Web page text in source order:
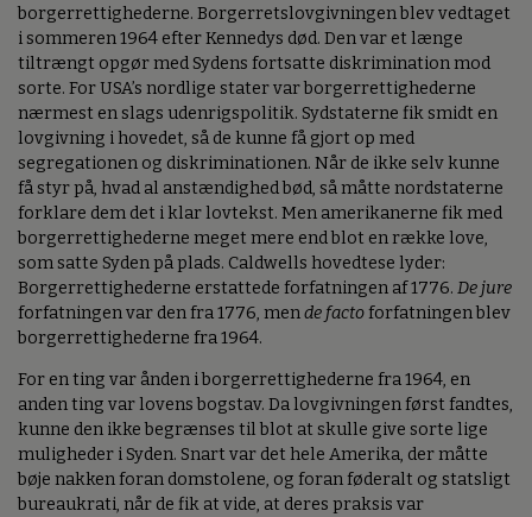
borgerrettighederne. Borgerretslovgivningen blev vedtaget
i sommeren 1964 efter Kennedys død. Den var et længe
tiltrængt opgør med Sydens fortsatte diskrimination mod
sorte. For USA’s nordlige stater var borgerrettighederne
nærmest en slags udenrigspolitik. Sydstaterne fik smidt en
lovgivning i hovedet, så de kunne få gjort op med
segregationen og diskriminationen. Når de ikke selv kunne
få styr på, hvad al anstændighed bød, så måtte nordstaterne
forklare dem det i klar lovtekst. Men amerikanerne fik med
borgerrettighederne meget mere end blot en række love,
som satte Syden på plads. Caldwells hovedtese lyder:
Borgerrettighederne erstattede forfatningen af 1776. De jure
forfatningen var den fra 1776, mende factoforfatningen blev
borgerrettighederne fra 1964.
For en ting var ånden i borgerrettighederne fra 1964, en
anden ting var lovens bogstav. Da lovgivningen først fandtes,
kunne den ikke begrænses til blot at skulle give sorte lige
muligheder i Syden. Snart var det hele Amerika, der måtte
bøje nakken foran domstolene, og foran føderalt og statsligt
bureaukrati, når de fik at vide, at deres praksis var